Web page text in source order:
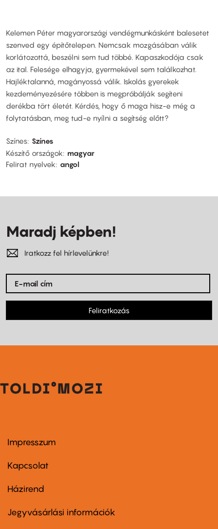
Kelemen Péter magyarországi vendégmunkásként balesetet
szenved egy építőtelepen. Nemcsak mozgásában válik
korlátozottá, beszélni sem tud többé. Kapaszkodója csak
az ital. Felesége elhagyja, gyermekével sem találkozhat.
Hajléktalanná, magányossá válik. Iskolás gyerekek
kezdeményezésére többen is megpróbálják segíteni
derékba tört életét. Kérdés, hogy ő maga hisz-e még a
folytatásban, meg tud-e nyílni a segítség előtt?
Színes Színes
Készítő országok
magyar
Felirat nyelvek
angol
Maradj képben!
Iratkozz fel hírlevelünkre!
Feliratkozás
Footer
first
Impresszum
Kapcsolat
Footer
second
Házirend
Jegyvásárlási információk